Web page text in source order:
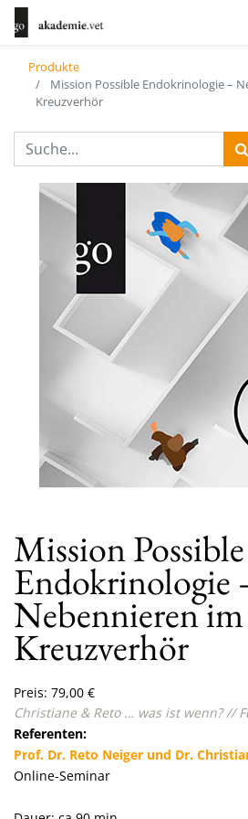
Produkte
Mission Possible Endokrinologie –
Kreuzverhör
Mission Possible
Endokrinologie
Nebennieren im
Kreuzverhör
Preis: 79,00 €
Christiane & Reto … was ist wenn? //
Referenten:
Prof. Dr. Reto Neiger und Dr.
Online-Seminar